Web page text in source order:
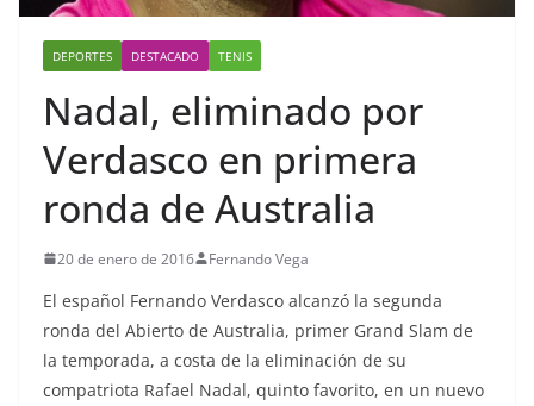
DEPORTES DESTACADO TENIS
Nadal, eliminado por
Verdasco en primera
ronda de Australia
20 de enero de 2016 Fernando Vega
El español Fernando Verdasco alcanzó la segunda
ronda del Abierto de Australia, primer Grand Slam de
la temporada, a costa de la eliminación de su
compatriota Rafael Nadal, quinto favorito, en un nuevo